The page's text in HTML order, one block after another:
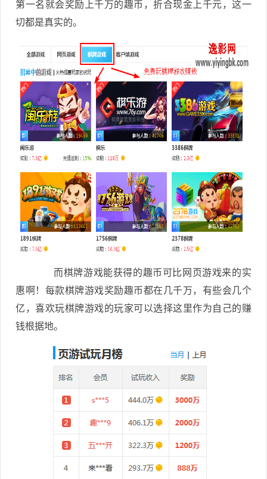
第一名就会奖励上千万的趣币，折合现金上千元，这一
切都是真实的。
而棋牌游戏能获得的趣币可比网页游戏来的实
惠啊！每款棋牌游戏奖励趣币都在几千万，有些会几个
亿，喜欢玩棋牌游戏的玩家可以选择这里作为自己的赚
钱根据地。